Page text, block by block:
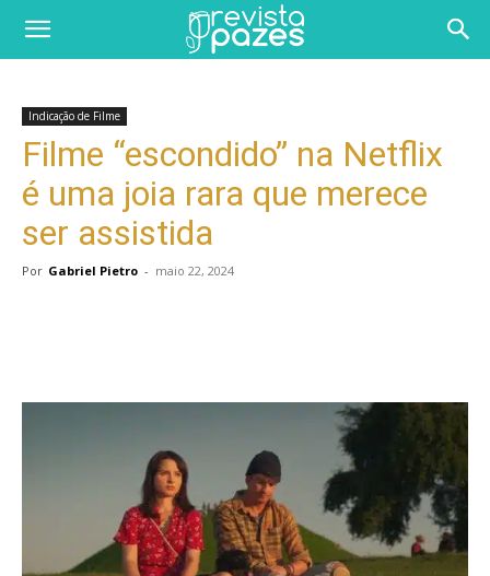
Indicação de Filme
Filme “escondido” na Netflix
é uma joia rara que merece
ser assistida
Por Gabriel Pietro - maio 22, 2024